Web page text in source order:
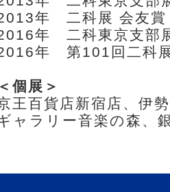
年 二科展 会友賞
年 二科東京支部
年 第101回二科
＜個展＞
王百貨店新宿店、伊
ャラリー音楽の森、